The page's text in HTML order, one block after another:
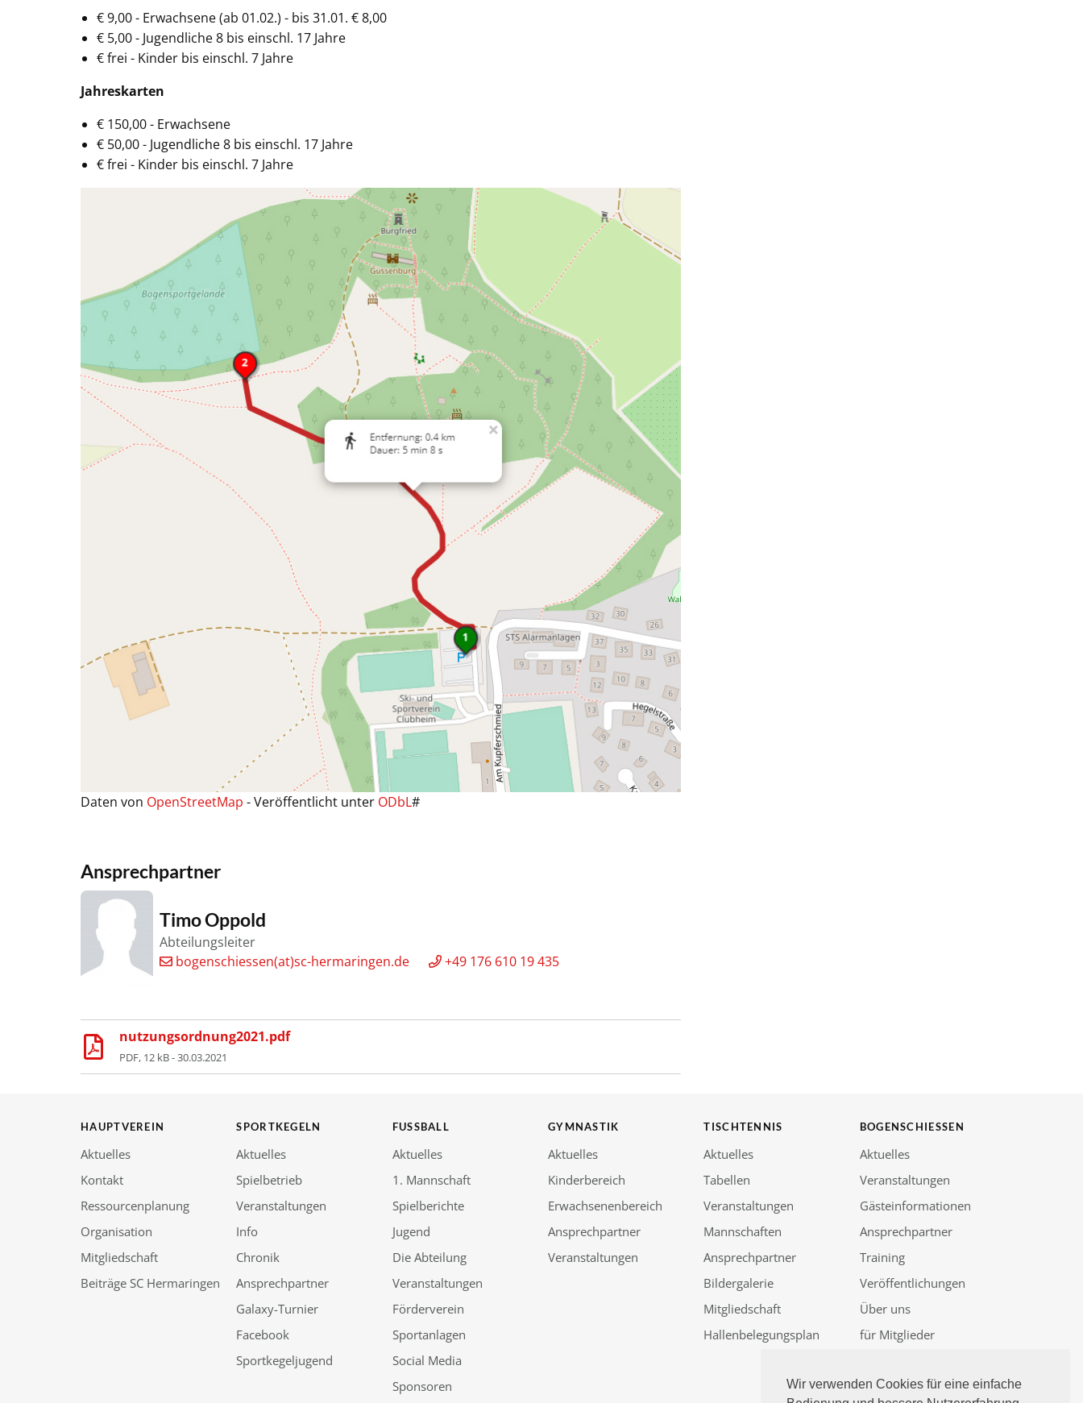
Wir verwenden Cookies für eine einfache
€ 9,00 - Erwachsene (ab 01.02.) - bis 31.01. € 8,00
€ 5,00 - Jugendliche 8 bis einschl. 17 Jahre
€ frei - Kinder bis einschl. 7 Jahre
Jahreskarten
€ 150,00 - Erwachsene
€ 50,00 - Jugendliche 8 bis einschl. 17 Jahre
€ frei - Kinder bis einschl. 7 Jahre
Daten von OpenStreetMap - Veröffentlicht unter ODbL#
Ansprechpartner
Timo Oppold
Abteilungsleiter
bogenschiessen(at)sc-hermaringen.de
+49 176 610 19 435
nutzungsordnung2021.pdf
PDF, 12 kB - 30.03.2021
HAUPTVEREIN
Aktuelles
Kontakt
Ressourcenplanung
Organisation
Mitgliedschaft
Beiträge SC Hermaringen
SPORTKEGELN
Aktuelles
Spielbetrieb
Veranstaltungen
Info
Chronik
Ansprechpartner
Galaxy-Turnier
Facebook
Sportkegeljugend
FUSSBALL
Aktuelles
1. Mannschaft
Spielberichte
Jugend
Die Abteilung
Veranstaltungen
Förderverein
Sportanlagen
Social Media
Sponsoren
GYMNASTIK
Aktuelles
Kinderbereich
Erwachsenenbereich
Ansprechpartner
Veranstaltungen
TISCHTENNIS
Aktuelles
Tabellen
Veranstaltungen
Mannschaften
Ansprechpartner
Bildergalerie
Mitgliedschaft
Hallenbelegungsplan
BOGENSCHIESSEN
Aktuelles
Veranstaltungen
Gästeinformationen
Ansprechpartner
Training
Veröffentlichungen
Über uns
für Mitglieder